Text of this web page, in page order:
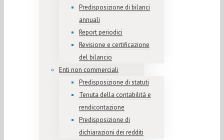
Predisposizione di bilanci
annuali
Report periodici
Revisione e certificazione
del bilancio
Enti non commerciali
Predisposizione di statuti
Tenuta della contabilità e
rendicontazione
Predisposizione di
dichiarazioni dei redditi